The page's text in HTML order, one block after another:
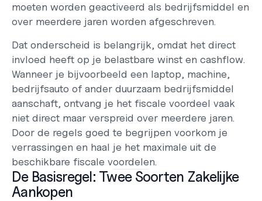
moeten worden geactiveerd als bedrijfsmiddel en
over meerdere jaren worden afgeschreven.
Dat onderscheid is belangrijk, omdat het direct
invloed heeft op je belastbare winst en cashflow.
Wanneer je bijvoorbeeld een laptop, machine,
bedrijfsauto of ander duurzaam bedrijfsmiddel
aanschaft, ontvang je het fiscale voordeel vaak
niet direct maar verspreid over meerdere jaren.
Door de regels goed te begrijpen voorkom je
verrassingen en haal je het maximale uit de
beschikbare fiscale voordelen.
De Basisregel: Twee Soorten Zakelijke
Aankopen